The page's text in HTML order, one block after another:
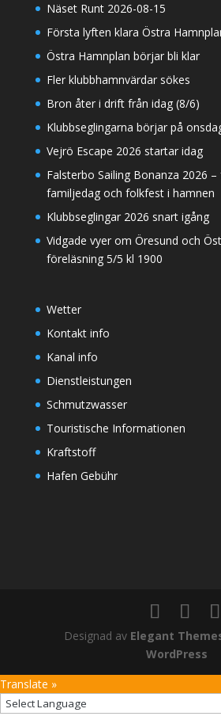
Näset Runt 2026-08-15
Första lyften klara Östra
Östra Hamnplan börjar bli klar
Fler klubbhamnvärdar sökes
Bron åter i drift från idag (8/6)
Klubbseglingarna börjar på
Vejrö Escape 2026 startar idag
Falsterbo Sailing Bonanza 2026
familjedag och folkfest i hamnen
Klubbseglingar 2026 snart igång
Vidgade vyer om Öresund och
föreläsning 5/5 kl 1900
Wetter
Kontakt info
Kanal info
Dienstleistungen
Schmutzwasser
Touristische Informationen
Kraftstoff
Hafen Gebühr
Designad av Elegant
WordPress
Translate »